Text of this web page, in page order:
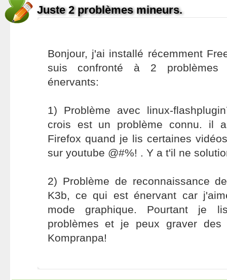
Juste 2 problèmes mineurs.
Bonjour, j'ai installé récemment
suis confronté à 2 problèmes
énervants:
1) Problème avec linux-
crois est un problème connu. il
Firefox quand je lis certaines
sur youtube @#%! . Y a t'il ne
2) Problème de reconnaissance
K3b, ce qui est énervant car
mode graphique. Pourtant je
problèmes et je peux graver des
Kompranpa!